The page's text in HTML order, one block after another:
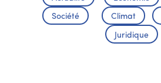
Société Climat
Juridique